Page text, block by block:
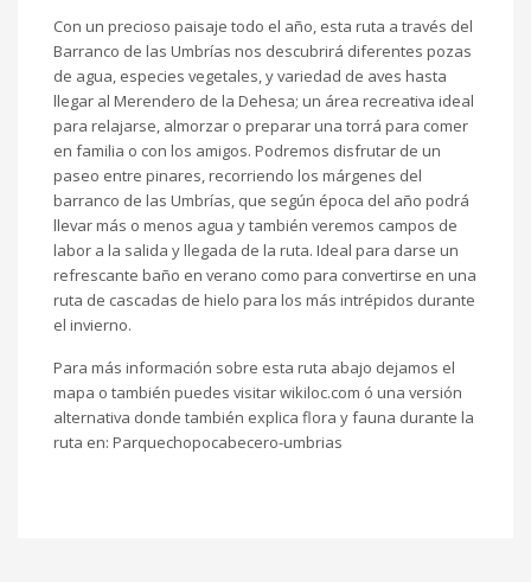
Con un precioso paisaje todo el año, esta ruta a través del
Barranco de las Umbrías nos descubrirá diferentes pozas
de agua, especies vegetales, y variedad de aves hasta
llegar al Merendero de la Dehesa; un área recreativa ideal
para relajarse, almorzar o preparar una torrá para comer
en familia o con los amigos. Podremos disfrutar de un
paseo entre pinares, recorriendo los márgenes del
barranco de las Umbrías, que según época del año podrá
llevar más o menos agua y también veremos campos de
labor a la salida y llegada de la ruta. Ideal para darse un
refrescante baño en verano como para convertirse en una
ruta de cascadas de hielo para los más intrépidos durante
el invierno.
Para más información sobre esta ruta abajo dejamos el
mapa o también puedes visitarwikiloc.com ó una versión
alternativa donde también explica flora y fauna durante la
ruta en: Parquechopocabecero-umbrias